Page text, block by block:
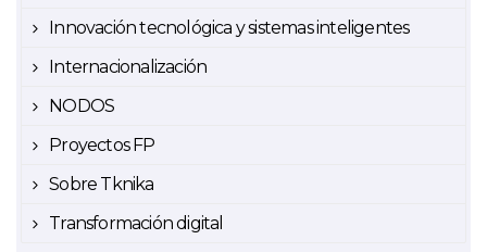
Innovación tecnológica y sistemas inteligentes
Internacionalización
NODOS
Proyectos FP
Sobre Tknika
Transformación digital